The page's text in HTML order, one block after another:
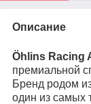
Описание
Öhlins Racing
премиальной
Бренд родом
один из самых